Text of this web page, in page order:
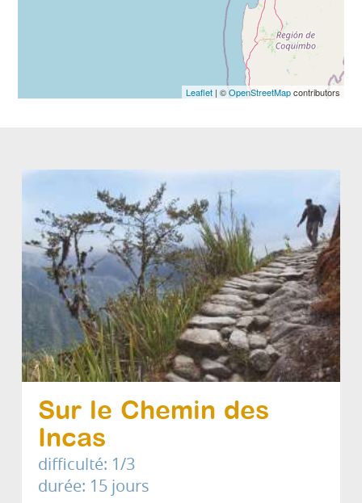
Leaflet| ©OpenStreetMapcontributors
Sur le Chemin des
Incas
difficulté: 1/3
durée: 15 jours